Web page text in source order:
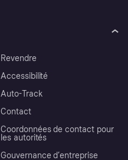
Revendre
Accessibilité
Auto-Track
Contact
Coordonnées de contact pour
les autorités
Gouvernance d’entreprise